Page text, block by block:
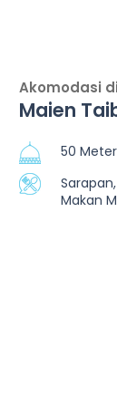
Akomodasi
Maien
50
Makan